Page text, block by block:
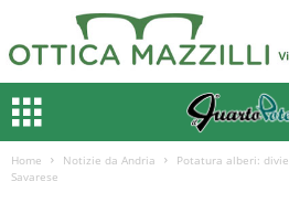
Home Notizie da Andria
Potatura alberi:
Savarese